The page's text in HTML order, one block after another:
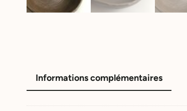
Informations complémentaires